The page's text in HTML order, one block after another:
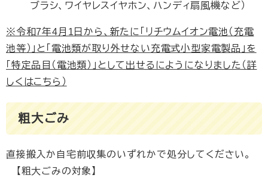
ブラシ、ワイヤレスイヤホン、ハンディ扇風機など）
※令和7年4月1日から、新たに「リチウムイオン電池（充電
池等）」と「電池類が取り外せない充電式小型家電製品」を
「特定品目（電池類）」として出せるにようになりました（詳
しくはこちら）
粗大ごみ
直接搬入か自宅前収集のいずれかで処分してください。
【粗大ごみの対象】